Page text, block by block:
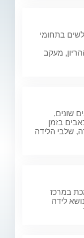
בתחומי
מעקב
שונים,
בזמן
שלבי הלידה
במרכז
לידה